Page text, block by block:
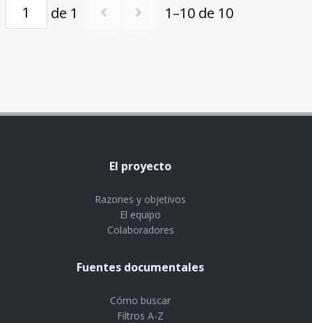
de 1 1–10 de 10
El proyecto
Razones y objetivos
El equipo
Colaboradores
Fuentes documentales
Cómo buscar
Filtros A-Z